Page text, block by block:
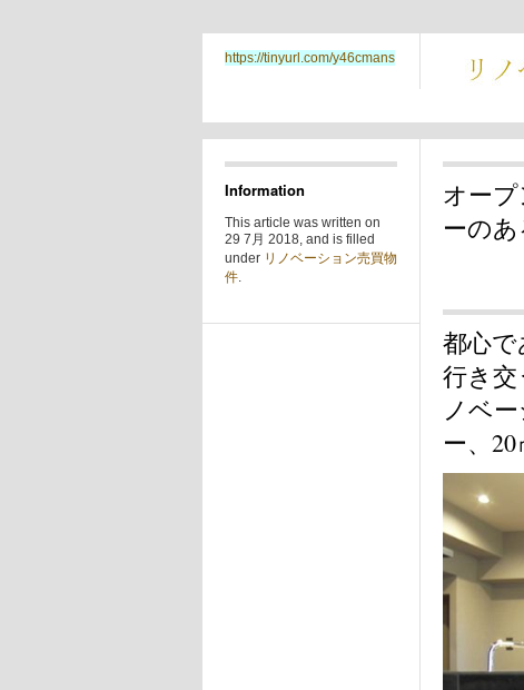
https://tinyurl.com/y46cmans
Information
This article was written on
29 7月 2018, and is filled
under リノベーション売買物
件.
オー
ーの
都心
行き
ノベ
ー、